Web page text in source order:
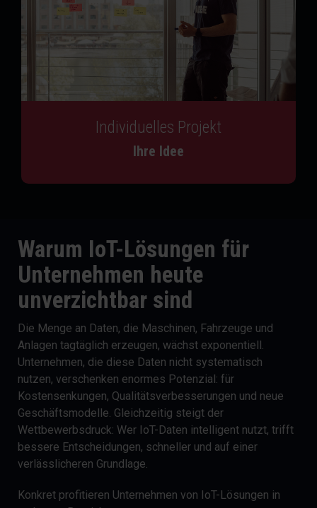
Individuelles Projekt
Ihre Idee
Warum IoT-Lösungen für
Unternehmen heute
unverzichtbar sind
Die Menge an Daten, die Maschinen, Fahrzeuge und
Anlagen tagtäglich erzeugen, wächst exponentiell.
Unternehmen, die diese Daten nicht systematisch
nutzen, verschenken enormes Potenzial: für
Kostensenkungen, Qualitätsverbesserungen und neue
Geschäftsmodelle. Gleichzeitig steigt der
Wettbewerbsdruck: Wer IoT-Daten intelligent nutzt, trifft
bessere Entscheidungen, schneller und auf einer
verlässlicheren Grundlage.
Konkret profitieren Unternehmen von IoT-Lösungen in